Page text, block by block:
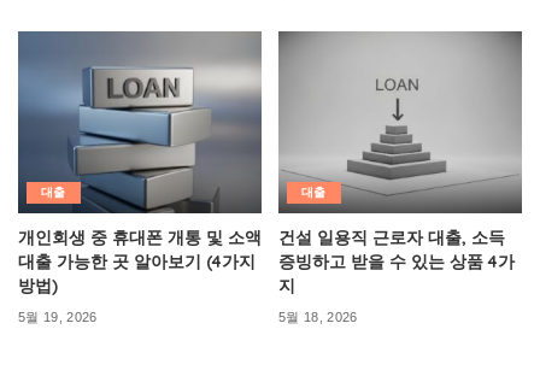
대출
개인회생 중 휴대폰 개통 및 소액
대출 가능한 곳 알아보기 (4가지
방법)
5월 19, 2026
대출
건설 일용직 근로자 대출, 소득
증빙하고 받을 수 있는 상품 4가
지
5월 18, 2026